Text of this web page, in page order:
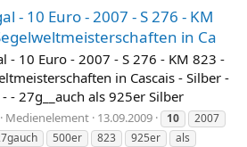
- 10 Euro - 2007 - S 276 - KM
in Ca
- 10 Euro - 2007 - S 276 - KM 823 -
in Cascais - Silber -
- 27g__auch als 925er Silber
Medienelement 13.09.2009 10
2007
500er 823 925er
als